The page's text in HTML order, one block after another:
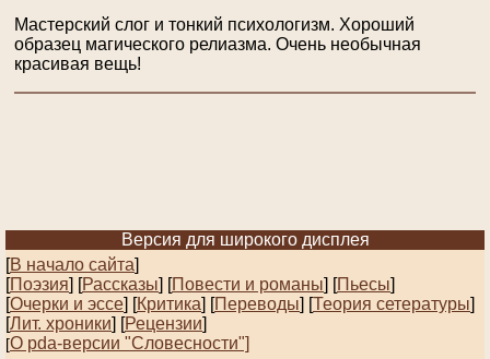
Мастерский слог и тонкий психологизм. Хороший
образец магического релиазма. Очень необычная
красивая вещь!
Версия для широкого дисплея
[В начало сайта]
[Поэзия] [Рассказы] [Повести и романы] [Пьесы]
[Очерки и эссе] [Критика] [Переводы] [Теория сетературы]
[Лит. хроники] [Рецензии]
[О pda-версии "Словесности"]